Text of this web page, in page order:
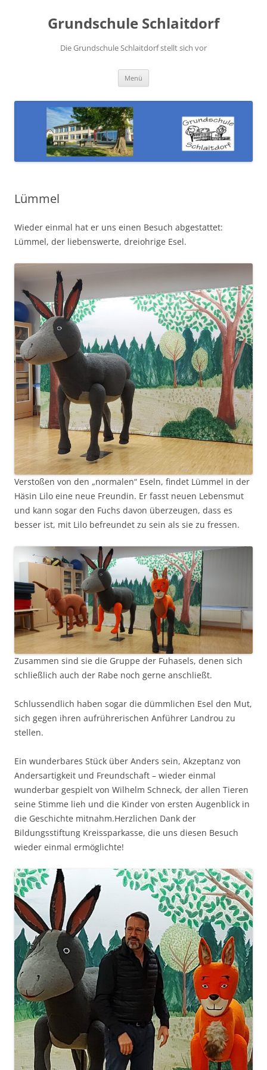
springenGrundschule Schlaitdorf
Die Grundschule Schlaitdorf stellt sich vor
Menü
Lümmel
Wieder einmal hat er uns einen Besuch abgestattet:
Lümmel, der liebenswerte, dreiohrige Esel.
Verstoßen von den „normalen“ Eseln, findet Lümmel in der
Häsin Lilo eine neue Freundin. Er fasst neuen Lebensmut
und kann sogar den Fuchs davon überzeugen, dass es
besser ist, mit Lilo befreundet zu sein als sie zu fressen.
Zusammen sind sie die Gruppe der Fuhasels, denen sich
schließlich auch der Rabe noch gerne anschließt.
Schlussendlich haben sogar die dümmlichen Esel den Mut,
sich gegen ihren aufrührerischen Anführer Landrou zu
stellen.
Ein wunderbares Stück über Anders sein, Akzeptanz von
Andersartigkeit und Freundschaft – wieder einmal
wunderbar gespielt von Wilhelm Schneck, der allen Tieren
seine Stimme lieh und die Kinder von ersten Augenblick in
die Geschichte mitnahm.Herzlichen Dank der
Bildungsstiftung Kreissparkasse, die uns diesen Besuch
wieder einmal ermöglichte!